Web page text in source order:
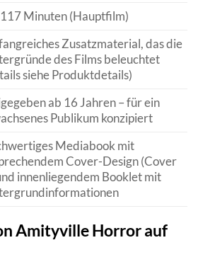
Minuten (Hauptfilm)
Zusatzmaterial, das die
des Films beleuchtet
siehe Produktdetails)
ab 16 Jahren – für ein
Publikum konzipiert
Mediabook mit
Cover-Design (Cover
innenliegendem Booklet mit
Amityville Horror auf